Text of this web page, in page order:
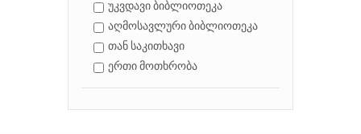
უკვდავი ბიბლიოთეკა
აღმოსავლური ბიბლიოთეკა
თან საკითხავი
ერთი მოთხრობა